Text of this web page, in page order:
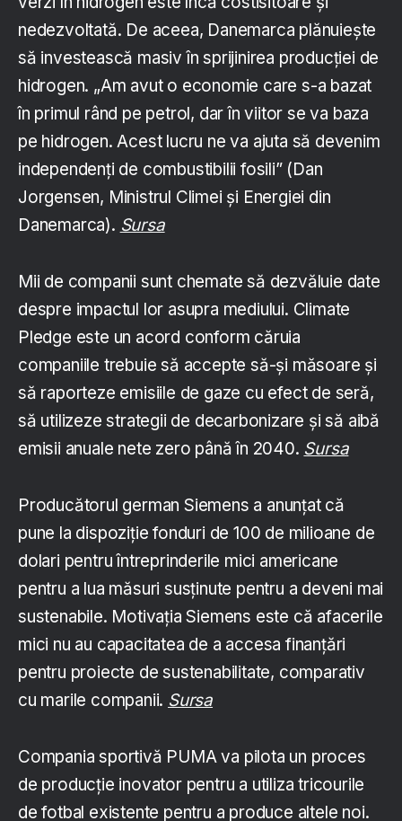
nedezvoltată. De aceea, Danemarca plănuiește
să investească masiv în sprijinirea producției de
hidrogen. „Am avut o economie care s-a bazat
în primul rând pe petrol, dar în viitor se va baza
pe hidrogen. Acest lucru ne va ajuta să devenim
independenți de combustibilii fosili” (Dan
Jorgensen, Ministrul Climei și Energiei din
Danemarca). Sursa
Mii de companii sunt chemate să dezvăluie date
despre impactul lor asupra mediului. Climate
Pledge este un acord conform căruia
companiile trebuie să accepte să-și măsoare și
să raporteze emisiile de gaze cu efect de seră,
să utilizeze strategii de decarbonizare și să aibă
emisii anuale nete zero până în 2040. Sursa
Producătorul german Siemens a anunțat că
pune la dispoziție fonduri de 100 de milioane de
dolari pentru întreprinderile mici americane
pentru a lua măsuri susținute pentru a deveni mai
sustenabile. Motivația Siemens este că afacerile
mici nu au capacitatea de a accesa finanțări
pentru proiecte de sustenabilitate, comparativ
cu marile companii. Sursa
Compania sportivă PUMA va pilota un proces
de producție inovator pentru a utiliza tricourile
de fotbal existente pentru a produce altele noi.